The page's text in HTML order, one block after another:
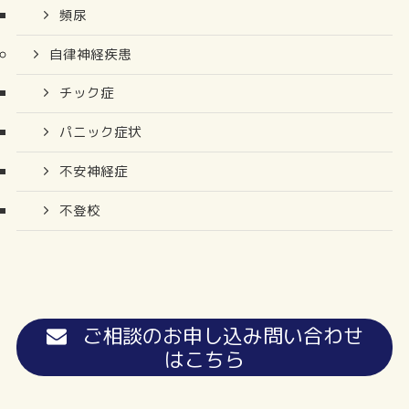
頻尿
自律神経疾患
チック症
パニック症状
不安神経症
不登校
ご相談のお申し込み問い合わせ
はこちら